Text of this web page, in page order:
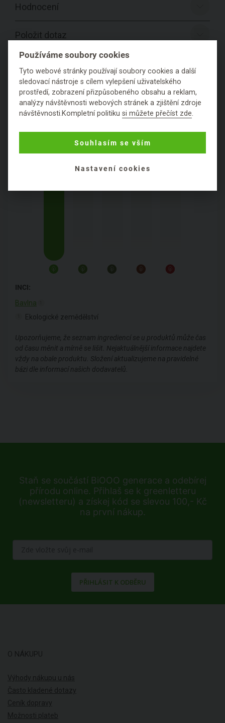
Hodnocení
Položit dotaz
PODROBNÉ SLOŽENÍ
PRODUKTU
INCI:
Bavlna
Ekologické zemědělství
Upozorňujeme, že seznam ingrediencí se u produktů může čas
od času měnit a mírně se lišit. Nejaktuálnější informace najdete
vždy na obale produktu. Složení aktualizujeme na pravidelné
bázi dle informací našich dodavatelů.
Staň se součástí BiOOO generace a odebírej
přírodu online. Přihlaš se k greenletteru
(newsletteru) a získej kód se slevou 100,- Kč
na první nákup.
PŘIHLÁSIT K ODBĚRU
O NÁKUPU
Výhody nákupu u nás
Často kladené dotazy
Ceník dopravy
Možnosti plateb
Používáme soubory cookies
Tyto webové stránky používají soubory cookies a další
sledovací nástroje s cílem vylepšení uživatelského
prostředí, zobrazení přizpůsobeného obsahu a reklam,
analýzy návštěvnosti webových stránek a zjištění zdroje
návštěvnosti.Kompletní politikusi můžete přečíst zde.
Souhlasím se vším
Nastavení cookies